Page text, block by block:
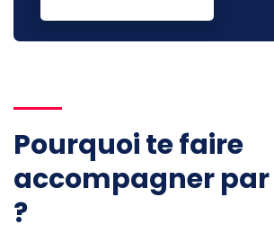
Pourquoi te faire
accompagner par
?